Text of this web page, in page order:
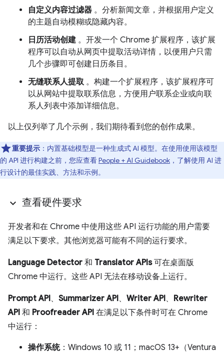
自定义内容过滤器 。分析新闻文章，并根据用户定义
的主题自动模糊或隐藏内容。
日历活动创建 。开发一个 Chrome 扩展程序，该扩展
程序可以自动从网页中提取活动详情，以便用户只需
几个步骤即可创建日历条目。
无缝联系人提取。构建一个扩展程序，该扩展程序可
以从网站中提取联系信息，方便用户联系企业或向联
系人列表中添加详细信息。
以上仅列举了几个示例，我们期待看到您的创作成果。
重要提示 ：内置基础模型是一种生成式 AI 模型。在使用使用该模型
的 API 进行构建之前，您应查看People + AI Guidebook ，了解使用 AI 进
行设计的最佳实践、方法和示例。
查看硬件要求
开发者和在 Chrome 中使用这些 API 运行功能的用户需要
满足以下要求。其他浏览器可能有不同的运行要求。
Language Detector 和 Translator APIs可在桌面版
Chrome 中运行。这些 API 无法在移动设备上运行。
Prompt API、 Summarizer API、 Writer API、 Rewriter
API 和 Proofreader API 在满足以下条件时可在 Chrome
中运行：
操作系统：Windows 10 或 11；macOS 13+（Ventura